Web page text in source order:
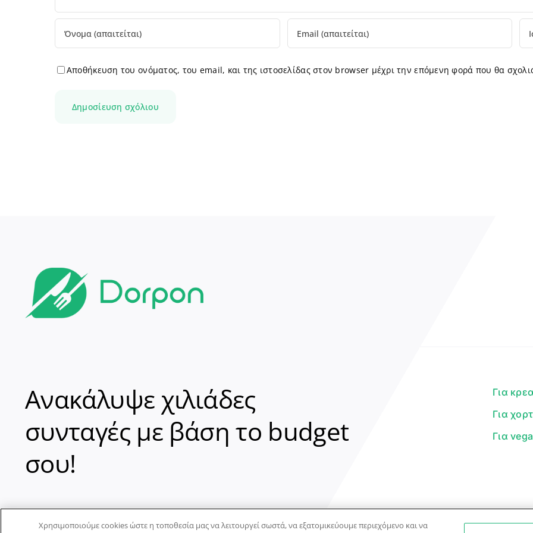
Αποθήκευση του ονόματος, του email, και της ιστοσελίδας στον browser μέχρι την επόμενη φορά που θα
Ανακάλυψε χιλιάδες
συνταγές με βάση το budget
σου!
Για
Για
Για
Χρησιμοποιούμε cookies ώστε η τοποθεσία μας να λειτουργεί σωστά, να εξατομικεύουμε περιεχόμενο και να